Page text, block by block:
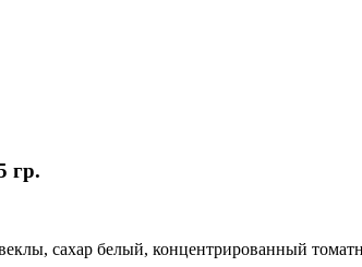
гр.
сахар белый, концентрированный